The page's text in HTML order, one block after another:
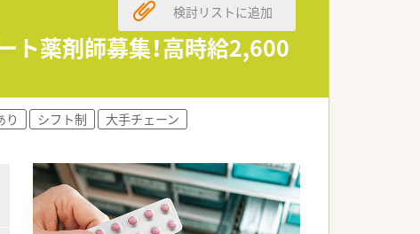
ト薬剤師募集！高時給2,600
検討リストに追加
り シフト制
大手チェーン